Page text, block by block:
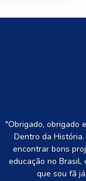
"Obrigado, obrigado
Dentro da
encontrar bons
educação no Brasil,
que sou fã